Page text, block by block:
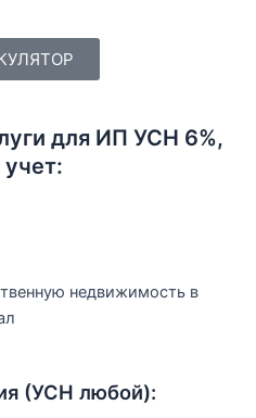
для ИП УСН 6%,
недвижимость в
(УСН любой):